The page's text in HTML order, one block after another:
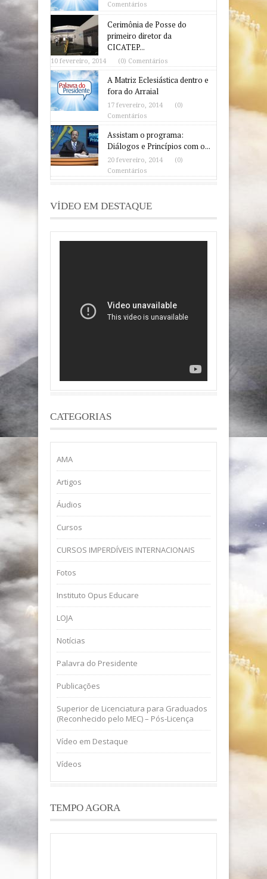
Comentários
Cerimônia de Posse do
primeiro diretor da
CICATEP...
10 fevereiro, 2014 (0) Comentários
A Matriz Eclesiástica dentro e
fora do Arraial
17 fevereiro, 2014
(0)
Comentários
Assistam o programa:
Diálogos e Princípios com o...
20 fevereiro, 2014
(0)
Comentários
VÍDEO EM DESTAQUE
CATEGORIAS
AMA
Artigos
Áudios
Cursos
CURSOS IMPERDÍVEIS INTERNACIONAIS
Fotos
Instituto Opus Educare
LOJA
Notícias
Palavra do Presidente
Publicações
Superior de Licenciatura para Graduados
(Reconhecido pelo MEC) – Pós-Licença
Vídeo em Destaque
Vídeos
TEMPO AGORA